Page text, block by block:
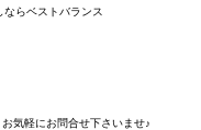
らベストバランス
気軽にお問合せ下さいませ♪